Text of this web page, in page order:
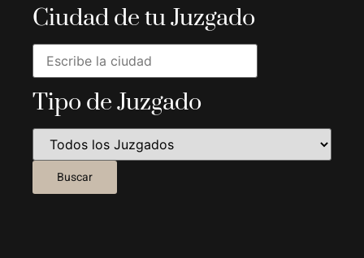
Ciudad de tu Juzgado
Tipo de Juzgado